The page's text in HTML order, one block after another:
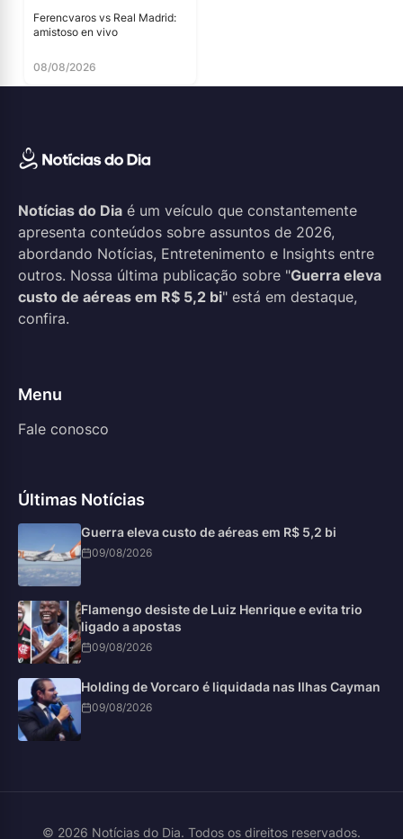
Ferencvaros vs Real Madrid:
amistoso en vivo
08/08/2026
Notícias do Dia é um veículo que constantemente
apresenta conteúdos sobre assuntos de 2026,
abordando Notícias, Entretenimento e Insights entre
outros. Nossa última publicação sobre "Guerra eleva
custo de aéreas em R$ 5,2 bi" está em destaque,
confira.
Menu
Fale conosco
Últimas Notícias
Guerra eleva custo de aéreas em R$ 5,2 bi
09/08/2026
Flamengo desiste de Luiz Henrique e evita trio
ligado a apostas
09/08/2026
Holding de Vorcaro é liquidada nas Ilhas Cayman
09/08/2026
© 2026 Notícias do Dia. Todos os direitos reservados.